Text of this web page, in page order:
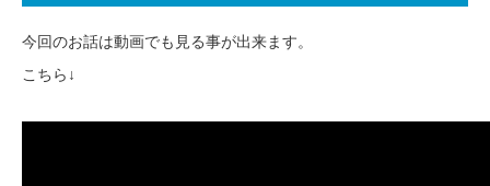
今回のお話は動画でも見る事が出来ます。
こちら↓